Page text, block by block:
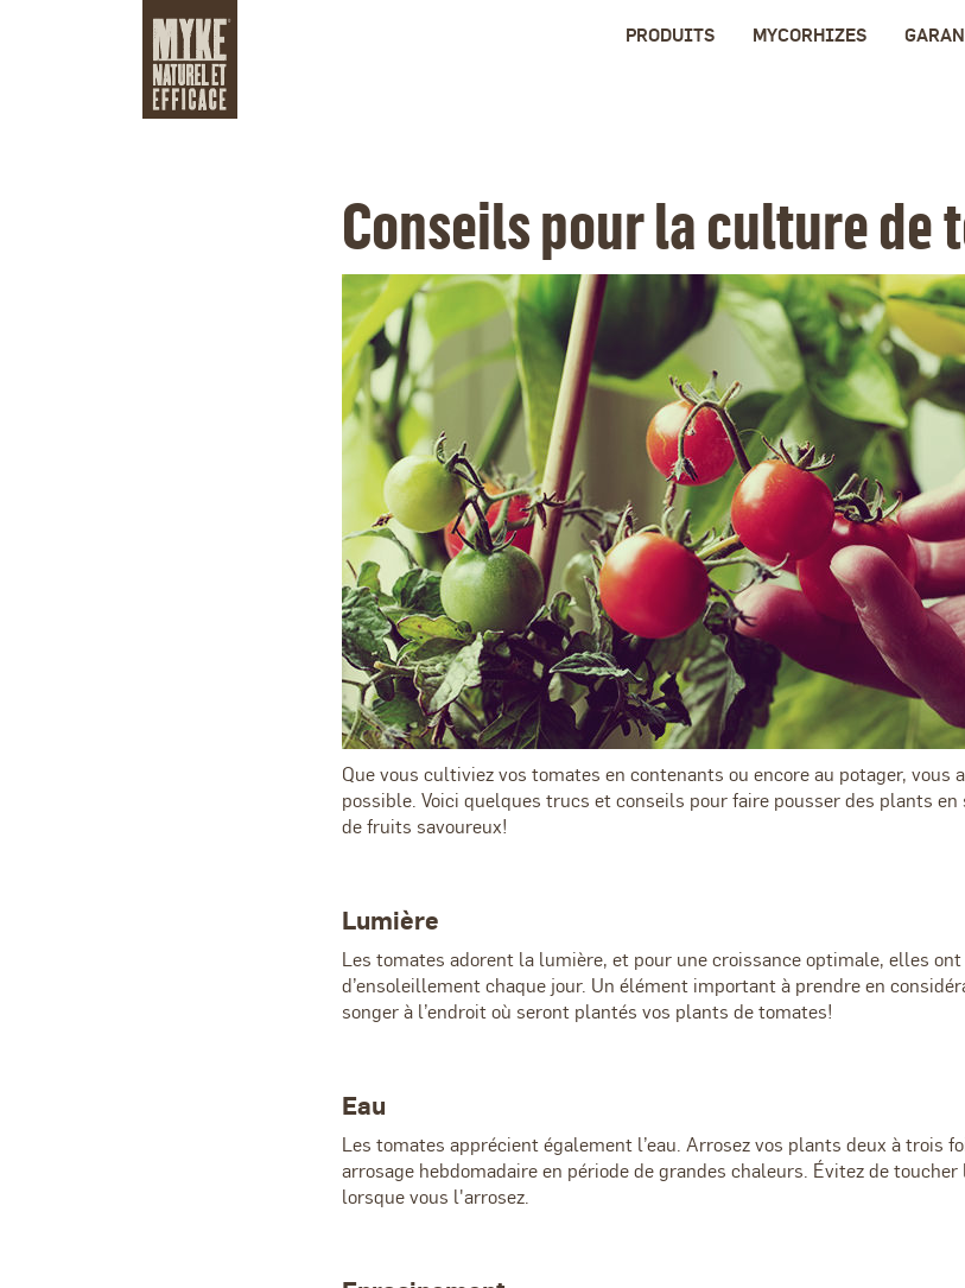
PRODUITS MYCORHIZES
Conseils pour la culture de
Que vous cultiviez vos tomates en contenants ou encore au potager,
possible. Voici quelques trucs et conseils pour faire pousser des plants
de fruits savoureux!
Lumière
Les tomates adorent la lumière, et pour une croissance optimale, elles ont
d’ensoleillement chaque jour. Un élément important à prendre en
songer à l’endroit où seront plantés vos plants de tomates!
Eau
Les tomates apprécient également l’eau. Arrosez vos plants deux à trois
arrosage hebdomadaire en période de grandes chaleurs. Évitez de
lorsque vous l'arrosez.